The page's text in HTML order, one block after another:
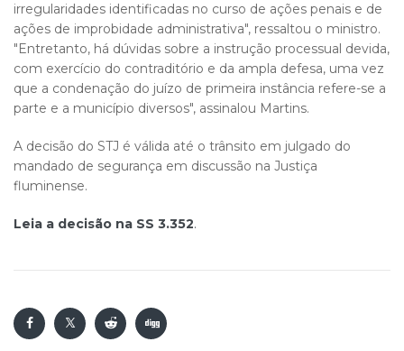
irregularidades identificadas no curso de ações penais e de
ações de improbidade administrativa", ressaltou o ministro.
"Entretanto, há dúvidas sobre a instrução processual devida,
com exercício do contraditório e da ampla defesa, uma vez
que a condenação do juízo de primeira instância refere-se a
parte e a município diversos", assinalou Martins.
A decisão do STJ é válida até o trânsito em julgado do
mandado de segurança em discussão na Justiça
fluminense.
Leia a decisão na SS 3.352.